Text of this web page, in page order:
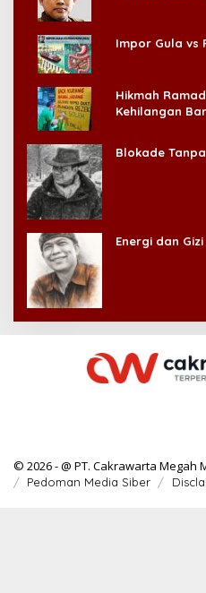
Impor Gula vs
Hikmah
Kehilangan
Blokade
Energi dan
© 2026 - @ PT. Cakrawarta Megah
Pedoman Media Siber